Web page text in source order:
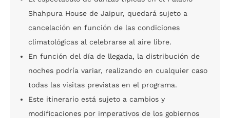
Shahpura House de Jaipur, quedará sujeto a
cancelación en función de las condiciones
climatológicas al celebrarse al aire libre.
En función del día de llegada, la distribución de
noches podría variar, realizando en cualquier caso
todas las visitas previstas en el programa.
Este itinerario está sujeto a cambios y
modificaciones por imperativos de los gobiernos